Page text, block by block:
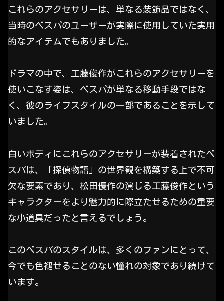
これらのアクセサリーは、単なる装飾品ではなく、
当時のベスパのユーザーが実際に使用していた実用
的なアイテムでもありました。
ドラマの中で、工藤俊作がこれらのアクセサリーを
使いこなす姿は、ベスパが単なる移動手段ではな
く、彼のライフスタイルの一部であることを示して
いました。
白いボディにこれらのアクセサリーが装着されたベ
スパは、「探偵物語」の世界観を構築する上で不可
欠な要素であり、松田優作の演じる工藤俊作という
キャラクターをより魅力的に際立たせるための重要
な小道具だったと言えるでしょう。
このベスパのスタイルは、多くのファンにとって、
今でも色褪せることのない憧れの対象であり続けて
います。